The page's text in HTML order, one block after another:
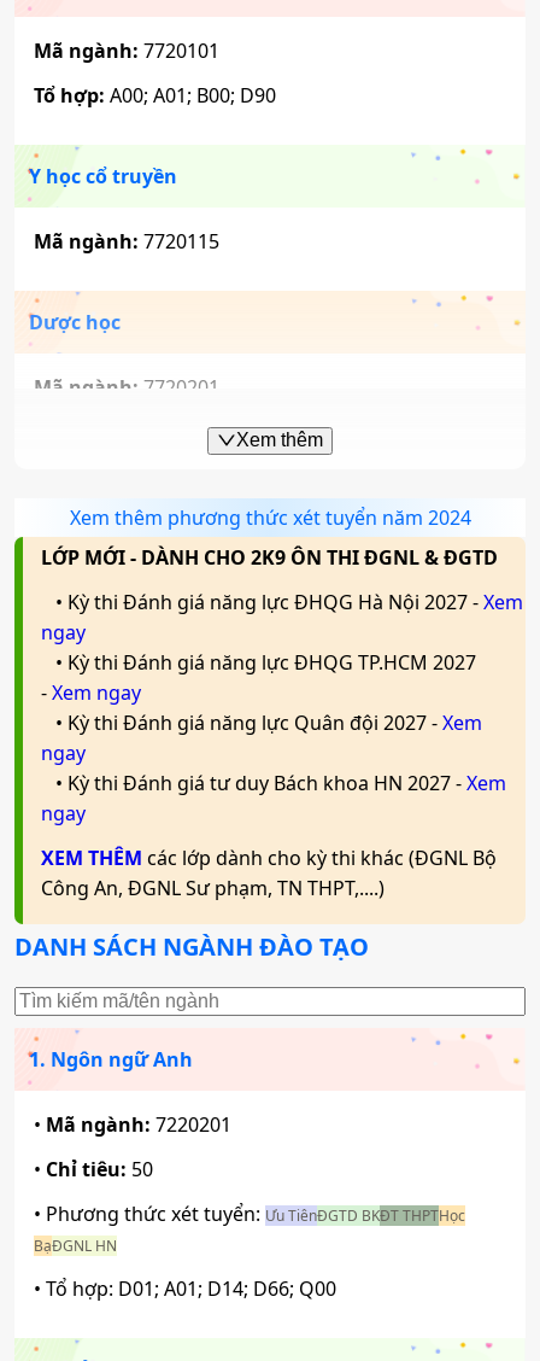
Mã ngành: 7720101
Tổ hợp: A00; A01; B00; D90
Y học cổ truyền
Mã ngành: 7720115
Dược học
Mã ngành: 7720201
Xem thêm
Xem thêm phương thức xét tuyển năm 2024
LỚP MỚI - DÀNH CHO 2K9 ÔN THI ĐGNL & ĐGTD
• Kỳ thi Đánh giá năng lực ĐHQG Hà Nội 2027 -Xem
ngay
• Kỳ thi Đánh giá năng lực ĐHQG TP.HCM 2027
-Xem ngay
• Kỳ thi Đánh giá năng lực Quân đội 2027 -Xem
ngay
• Kỳ thi Đánh giá tư duy Bách khoa HN 2027 -Xem
ngay
XEM THÊM các lớp dành cho kỳ thi khác (ĐGNL Bộ
Công An, ĐGNL Sư phạm, TN THPT,....)
DANH SÁCH NGÀNH ĐÀO TẠO
1. Ngôn ngữ Anh
• Mã ngành: 7220201
• Chỉ tiêu: 50
• Phương thức xét tuyển: Ưu TiênĐGTD BKĐT THPTHọc
BạĐGNL HN
• Tổ hợp: D01; A01; D14; D66; Q00